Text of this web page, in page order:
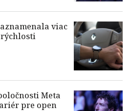
viac
rýchlosti
Meta
pre open